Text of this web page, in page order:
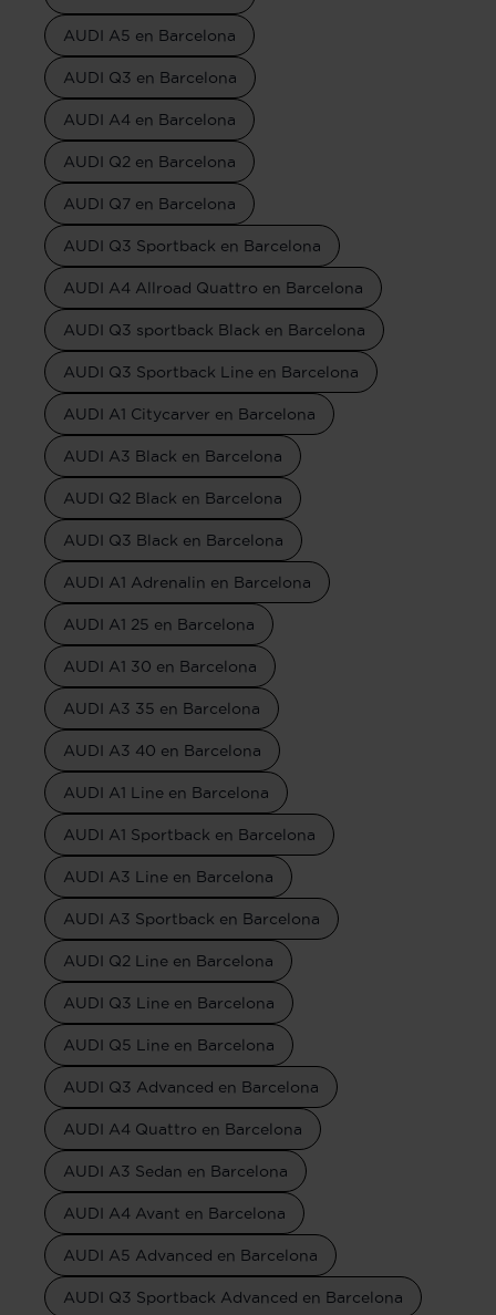
AUDI A5 en Barcelona
AUDI Q3 en Barcelona
AUDI A4 en Barcelona
AUDI Q2 en Barcelona
AUDI Q7 en Barcelona
AUDI Q3 Sportback en Barcelona
AUDI A4 Allroad Quattro en Barcelona
AUDI Q3 sportback Black en Barcelona
AUDI Q3 Sportback Line en Barcelona
AUDI A1 Citycarver en Barcelona
AUDI A3 Black en Barcelona
AUDI Q2 Black en Barcelona
AUDI Q3 Black en Barcelona
AUDI A1 Adrenalin en Barcelona
AUDI A1 25 en Barcelona
AUDI A1 30 en Barcelona
AUDI A3 35 en Barcelona
AUDI A3 40 en Barcelona
AUDI A1 Line en Barcelona
AUDI A1 Sportback en Barcelona
AUDI A3 Line en Barcelona
AUDI A3 Sportback en Barcelona
AUDI Q2 Line en Barcelona
AUDI Q3 Line en Barcelona
AUDI Q5 Line en Barcelona
AUDI Q3 Advanced en Barcelona
AUDI A4 Quattro en Barcelona
AUDI A3 Sedan en Barcelona
AUDI A4 Avant en Barcelona
AUDI A5 Advanced en Barcelona
AUDI Q3 Sportback Advanced en Barcelona